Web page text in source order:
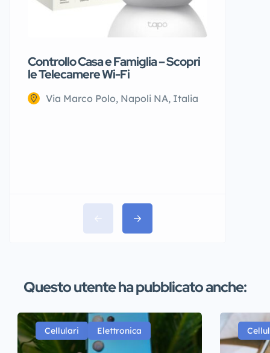
Controllo Casa e Famiglia – Scopri
le Telecamere Wi-Fi
Via Marco Polo, Napoli NA, Italia
Questo utente ha pubblicato anche:
Cellulari Elettronica